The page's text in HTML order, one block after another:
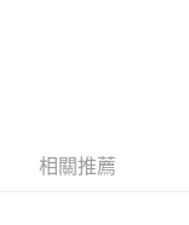
相關推薦